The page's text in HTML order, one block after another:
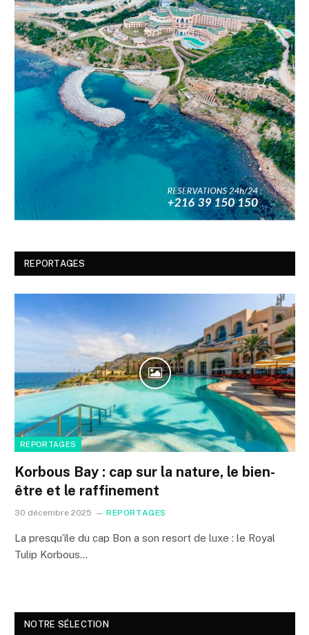
REPORTAGES
REPORTAGES
Korbous Bay : cap sur la nature, le bien-
être et le raffinement
30 décembre 2025 REPORTAGES
La presqu’île du cap Bon a son resort de luxe : le Royal
Tulip Korbous…
NOTRE SÉLECTION